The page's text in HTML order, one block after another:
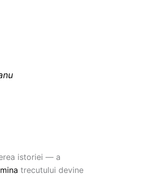
istoriei — a
trecutului devine